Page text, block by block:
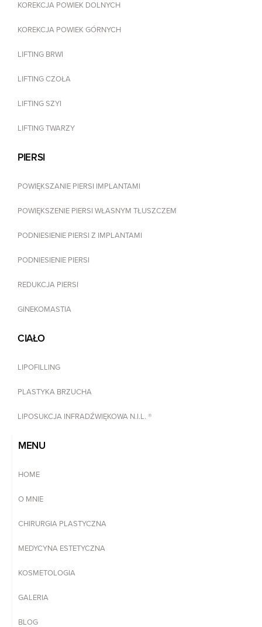
KOREKCJA POWIEK DOLNYCH
KOREKCJA POWIEK GÓRNYCH
LIFTING BRWI
LIFTING CZOŁA
LIFTING SZYI
LIFTING TWARZY
PIERSI
POWIĘKSZANIE PIERSI IMPLANTAMI
POWIĘKSZENIE PIERSI WŁASNYM TŁUSZCZEM
PODNIESIENIE PIERSI Z IMPLANTAMI
PODNIESIENIE PIERSI
REDUKCJA PIERSI
GINEKOMASTIA
CIAŁO
LIPOFILLING
PLASTYKA BRZUCHA
LIPOSUKCJA INFRADŹWIĘKOWA N.I.L. ®
MENU
HOME
O MNIE
CHIRURGIA PLASTYCZNA
MEDYCYNA ESTETYCZNA
KOSMETOLOGIA
GALERIA
BLOG